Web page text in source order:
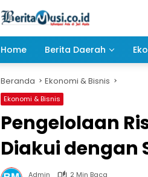
Home Berita Daerah
Beranda Ekonomi & Bisnis
Ekonomi & Bisnis
Pengelolaan
Diakui dengan
Admin
2 Min Baca